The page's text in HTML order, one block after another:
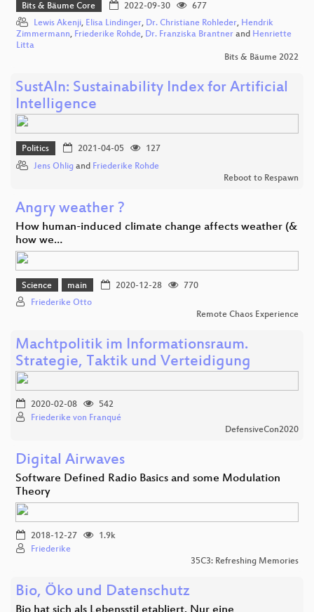
Bits & Bäume Core 2022-09-30
677
Lewis Akenji, Elisa Lindinger, Dr. Christiane Rohleder, Hendrik
Zimmermann, Friederike Rohde, Dr. Franziska Brantner and Henriette
Litta
Bits & Bäume 2022
SustAIn: Sustainability Index for Artificial
Intelligence
Politics 2021-04-05
127
Jens Ohlig and Friederike Rohde
Reboot to Respawn
Angry weather ?
How human-induced climate change affects weather (&
how we…
Science main 2020-12-28
770
Friederike Otto
Remote Chaos Experience
Machtpolitik im Informationsraum.
Strategie, Taktik und Verteidigung
2020-02-08
542
Friederike von Franqué
DefensiveCon2020
Digital Airwaves
Software Defined Radio Basics and some Modulation
Theory
2018-12-27
1.9k
Friederike
35C3: Refreshing Memories
Bio, Öko und Datenschutz